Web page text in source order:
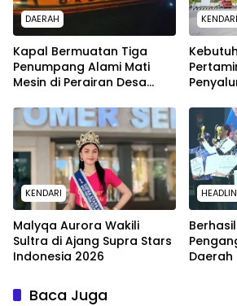
DAERAH
Kapal Bermuatan Tiga
Penumpang Alami Mati
Mesin di Perairan Desa
Dikerahkan
KENDARI
KENDARI
Malyqa Aurora Wakili
Sultra di Ajang Supra Stars
Indonesia 2026
Daerah
Baca Juga